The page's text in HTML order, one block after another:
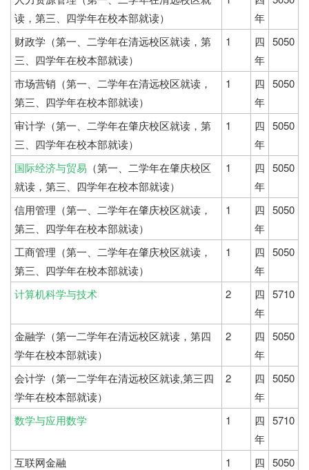
读，第三、四学年在校本部就读）
年
财政学（第一、二学年在清远校区就读，第
三、四学年在校本部就读）
1
四
年
5050
市场营销（第一、二学年在清远校区就读，
第三、四学年在校本部就读）
1
四
年
5050
审计学（第一、二学年在肇庆校区就读，第
三、四学年在校本部就读）
1
四
年
5050
国际经济与贸易 （第一、二学年在肇庆校区
就读，第三、四学年在校本部就读）
1
四
年
5050
信用管理（第一、二学年在肇庆校区就读，
第三、四学年在校本部就读）
1
四
年
5050
工商管理（第一、二学年在肇庆校区就读，
第三、四学年在校本部就读）
1
四
年
5050
计算机科学与技术 2
四
年
5710
金融学（第一二学年在清远校区就读，第四
学年在校本部就读）
2
四
年
5050
会计学（第一二学年在清远校区就读,第三四
学年在校本部就读）
2
四
年
5050
数学与应用数学 1
四
年
5710
互联网金融 1
四 5050